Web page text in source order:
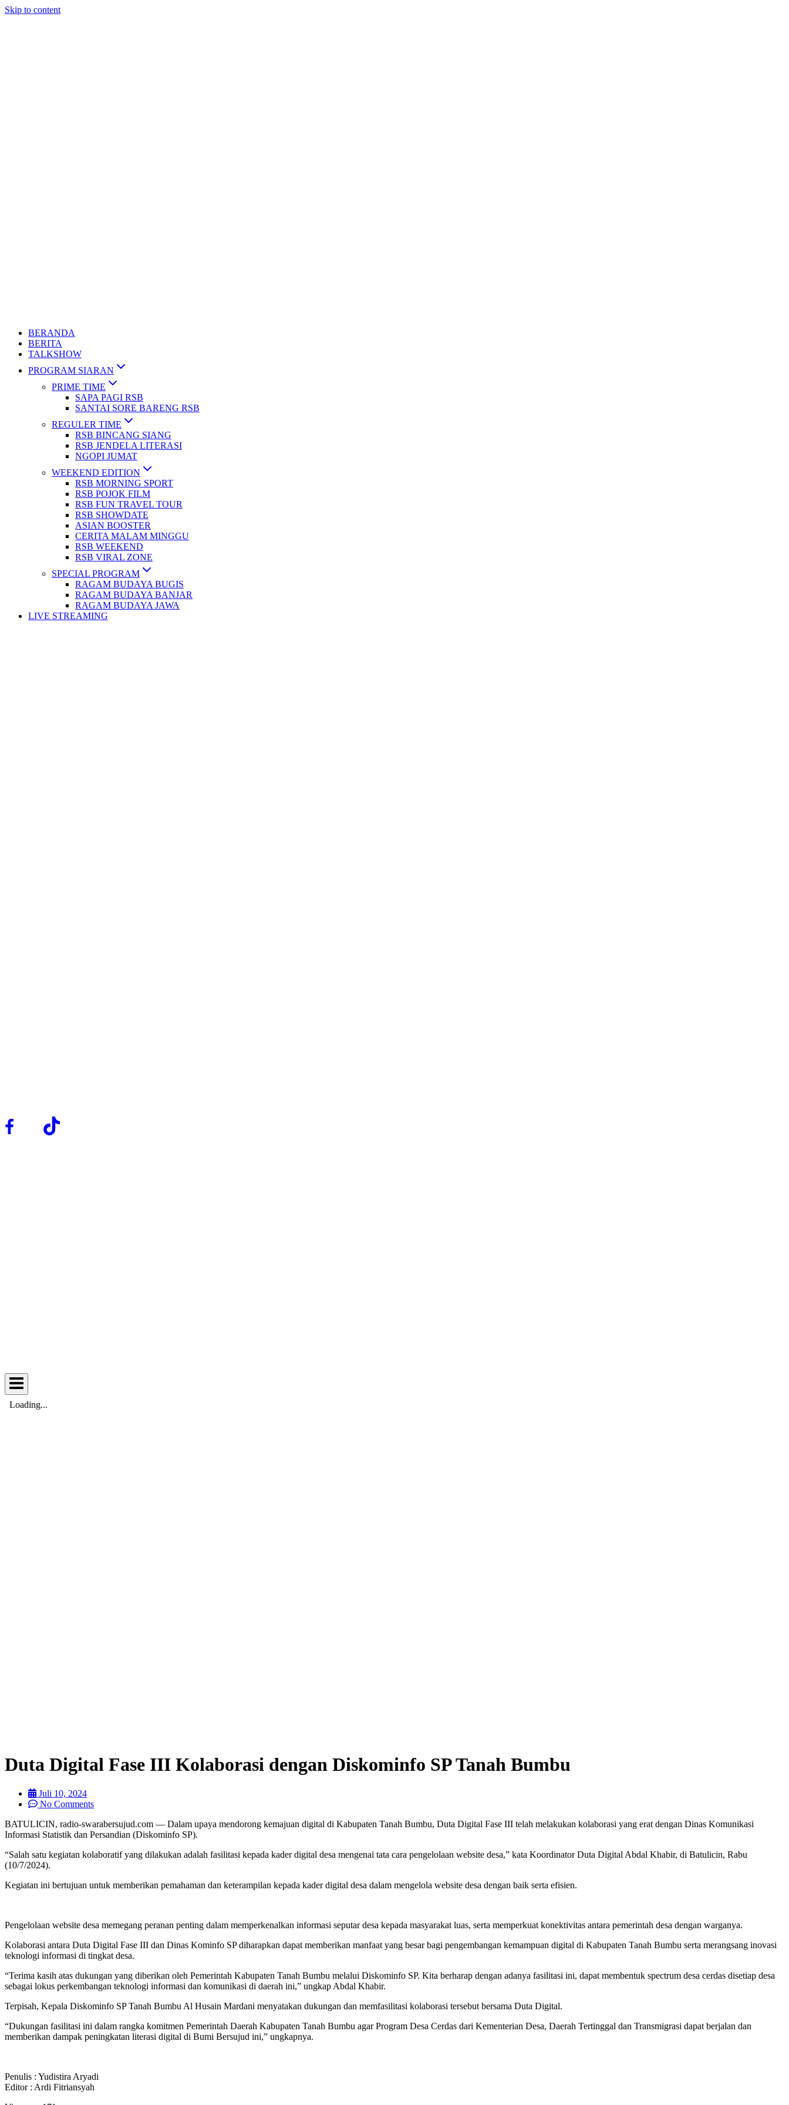
Skip to content
BERANDA
BERITA
TALKSHOW
PROGRAM SIARAN
PRIME TIME
SAPA PAGI RSB
SANTAI SORE BARENG RSB
REGULER TIME
RSB BINCANG SIANG
RSB JENDELA LITERASI
NGOPI JUMAT
WEEKEND EDITION
RSB MORNING SPORT
RSB POJOK FILM
RSB FUN TRAVEL TOUR
RSB SHOWDATE
ASIAN BOOSTER
CERITA MALAM MINGGU
RSB WEEKEND
RSB VIRAL ZONE
SPECIAL PROGRAM
RAGAM BUDAYA BUGIS
RAGAM BUDAYA BANJAR
RAGAM BUDAYA JAWA
LIVE STREAMING
Duta Digital Fase III Kolaborasi dengan Diskominfo SP Tanah Bumbu
Juli 10, 2024
No Comments
BATULICIN, radio-swarabersujud.com — Dalam upaya mendorong kemajuan digital di Kabupaten Tanah Bumbu, Duta Digital Fase III telah melakukan kolaborasi yang erat dengan Dinas Komunikasi
Informasi Statistik dan Persandian (Diskominfo SP).
“Salah satu kegiatan kolaboratif yang dilakukan adalah fasilitasi kepada kader digital desa mengenai tata cara pengelolaan website desa,” kata Koordinator Duta Digital Abdal Khabir, di Batulicin, Rabu
(10/7/2024).
Kegiatan ini bertujuan untuk memberikan pemahaman dan keterampilan kepada kader digital desa dalam mengelola website desa dengan baik serta efisien.
Pengelolaan website desa memegang peranan penting dalam memperkenalkan informasi seputar desa kepada masyarakat luas, serta memperkuat konektivitas antara pemerintah desa dengan warganya.
Kolaborasi antara Duta Digital Fase III dan Dinas Kominfo SP diharapkan dapat memberikan manfaat yang besar bagi pengembangan kemampuan digital di Kabupaten Tanah Bumbu serta merangsang inovasi
teknologi informasi di tingkat desa.
“Terima kasih atas dukungan yang diberikan oleh Pemerintah Kabupaten Tanah Bumbu melalui Diskominfo SP. Kita berharap dengan adanya fasilitasi ini, dapat membentuk spectrum desa cerdas disetiap desa
sebagai lokus perkembangan teknologi informasi dan komunikasi di daerah ini,” ungkap Abdal Khabir.
Terpisah, Kepala Diskominfo SP Tanah Bumbu Al Husain Mardani menyatakan dukungan dan memfasilitasi kolaborasi tersebut bersama Duta Digital.
“Dukungan fasilitasi ini dalam rangka komitmen Pemerintah Daerah Kabupaten Tanah Bumbu agar Program Desa Cerdas dari Kementerian Desa, Daerah Tertinggal dan Transmigrasi dapat berjalan dan
memberikan dampak peningkatan literasi digital di Bumi Bersujud ini,” ungkapnya.
Penulis : Yudistira Aryadi
Editor : Ardi Fitriansyah